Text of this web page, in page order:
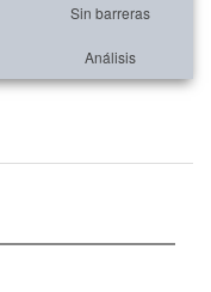
Sin barreras
Análisis